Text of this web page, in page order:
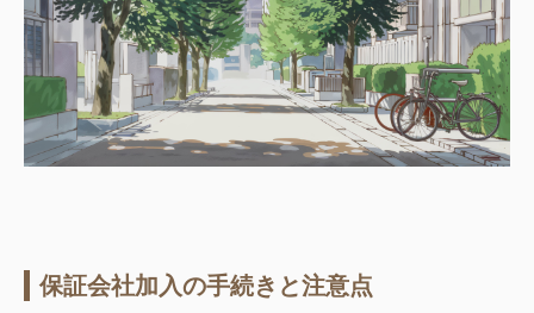
保証会社加入の手続きと注意点